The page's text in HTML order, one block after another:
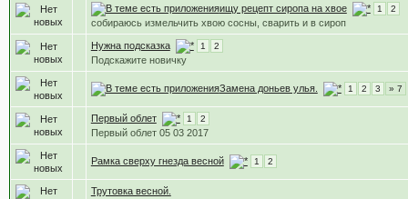
ищу рецепт сиропа на хвое 1 2
собираюсь измельчить хвою сосны, сварить и в сироп
Нужна подсказка 1 2
Подскажите новичку
Замена доньев улья. 1 2 3 » 7
Первый облет 1 2
Первый облет 05 03 2017
Рамка сверху гнезда весной 1 2
Трутовка весной.